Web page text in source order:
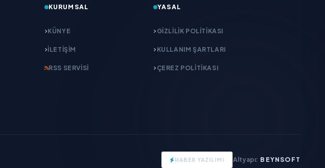
KURUMSAL
KÜNYE
İLETIŞIM
RSS SERVISI
YASAL
GIZLILIK POLITIKASI
KULLANIM ŞARTLARI
ÇEREZ POLITIKASI
HABER YAZILIMI Altyapı: BEYNSOFT